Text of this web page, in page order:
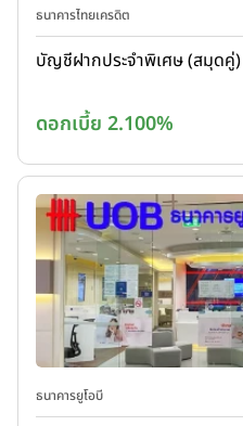
ธนาคารไทยเครดิต
บัญชีฝากประจำพิเศษ (สมุดคู่)
ดอกเบี้ย 2.100%
ธนาคารยูโอบี